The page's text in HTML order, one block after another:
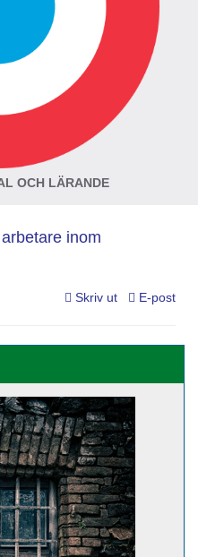
OCH LÄRANDE
inom
Skriv ut E-post